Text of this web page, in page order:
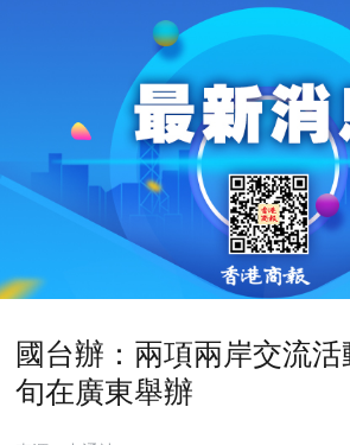
國台辦：兩項兩岸交流活
旬在廣東舉辦